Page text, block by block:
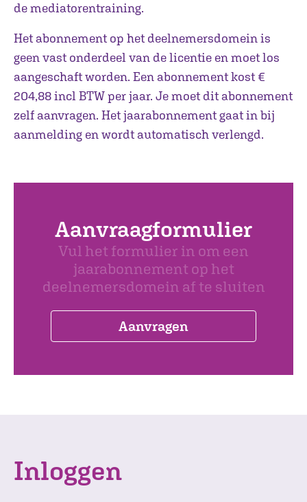
de mediatorentraining.
Het abonnement op het deelnemersdomein is
geen vast onderdeel van de licentie en moet los
aangeschaft worden. Een abonnement kost €
204,88 incl BTW per jaar. Je moet dit abonnement
zelf aanvragen. Het jaarabonnement gaat in bij
aanmelding en wordt automatisch verlengd.
Aanvraagformulier
Vul het formulier in om een
jaarabonnement op het
deelnemersdomein af te sluiten
Aanvragen
Inloggen